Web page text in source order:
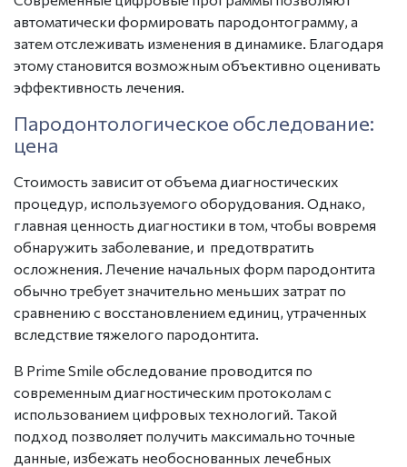
автоматически формировать пародонтограмму, а
затем отслеживать изменения в динамике. Благодаря
этому становится возможным объективно оценивать
эффективность лечения.
Пародонтологическое обследование:
цена
Стоимость зависит от объема диагностических
процедур, используемого оборудования. Однако,
главная ценность диагностики в том, чтобы вовремя
обнаружить заболевание, и предотвратить
осложнения. Лечение начальных форм пародонтита
обычно требует значительно меньших затрат по
сравнению с восстановлением единиц, утраченных
вследствие тяжелого пародонтита.
В Prime Smile обследование проводится по
современным диагностическим протоколам с
использованием цифровых технологий. Такой
подход позволяет получить максимально точные
данные, избежать необоснованных лечебных